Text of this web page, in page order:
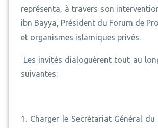
représenta, à travers son
ibn Bayya, Président du Forum de
et organismes islamiques privés.
Les invités dialoguèrent tout au
suivantes:
1. Charger le Secrétariat Général